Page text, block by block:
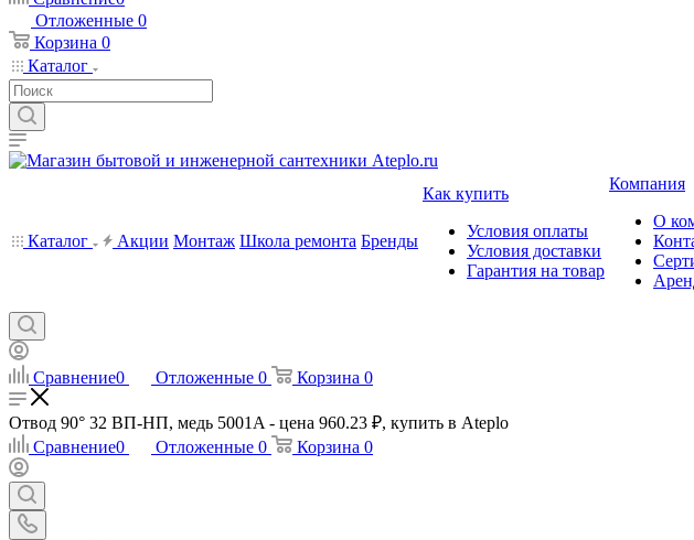
Отложенные 0
Корзина 0
Каталог
Каталог Акции Монтаж Школа ремонта Бренды
Как купить
Условия оплаты
Условия доставки
Гарантия на товар
Компания
О
Сравнение0 Отложенные 0 Корзина 0
Отвод 90° 32 ВП-НП, медь 5001A - цена 960.23 ₽, купить в Ateplo
Сравнение0 Отложенные 0 Корзина 0